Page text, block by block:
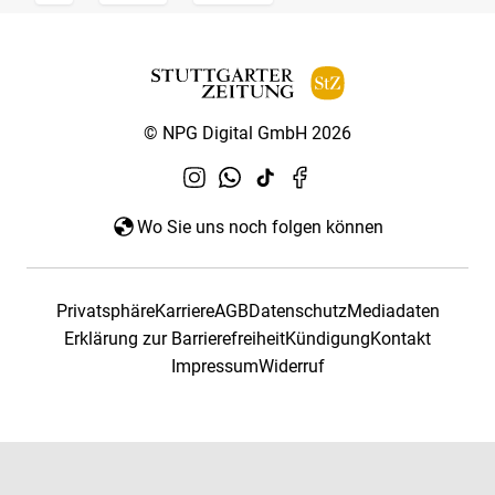
© NPG Digital GmbH 2026
Wo Sie uns noch folgen können
PrivatsphäreKarriereAGBDatenschutzMediadaten
Erklärung zur BarrierefreiheitKündigungKontakt
ImpressumWiderruf